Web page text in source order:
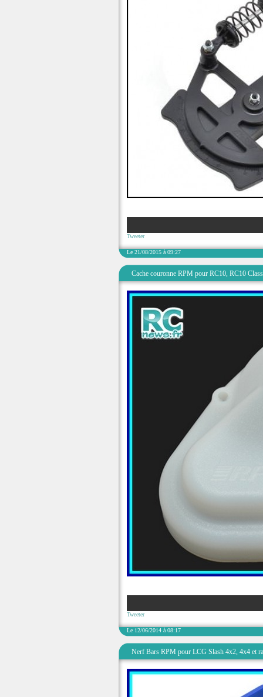
Tweeter
Le 21/08/2015 à 09:27
Cache couronne RPM pour RC10, RC10
Tweeter
Le 12/06/2014 à 08:17
Nerf Bars RPM pour LCG Slash 4x2, 4x4 et